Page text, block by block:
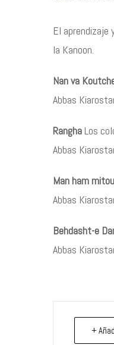
El
la Kanoon.
Nan va
Abbas
Rangha Los
Abbas
Man ham
Abbas
Behdasht-e
Abbas
+